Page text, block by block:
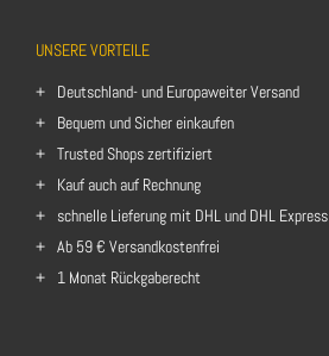
UNSERE VORTEILE
Deutschland- und Europaweiter Versand
Bequem und Sicher einkaufen
Trusted Shops zertifiziert
Kauf auch auf Rechnung
schnelle Lieferung mit DHL und DHL Express
Ab 59 € Versandkostenfrei
1 Monat Rückgaberecht